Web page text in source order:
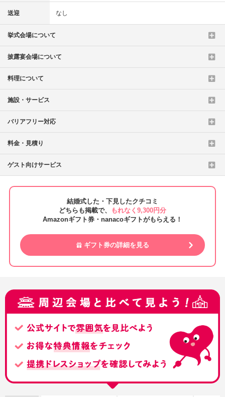
送迎 なし
挙式会場について
披露宴会場について
料理について
施設・サービス
バリアフリー対応
料金・見積り
ゲスト向けサービス
結婚式した・下見したクチコミ
どちらも掲載で、
もれなく9,300円分
Amazonギフト券・nanacoギフトがもらえる！
ギフト券の詳細を見る